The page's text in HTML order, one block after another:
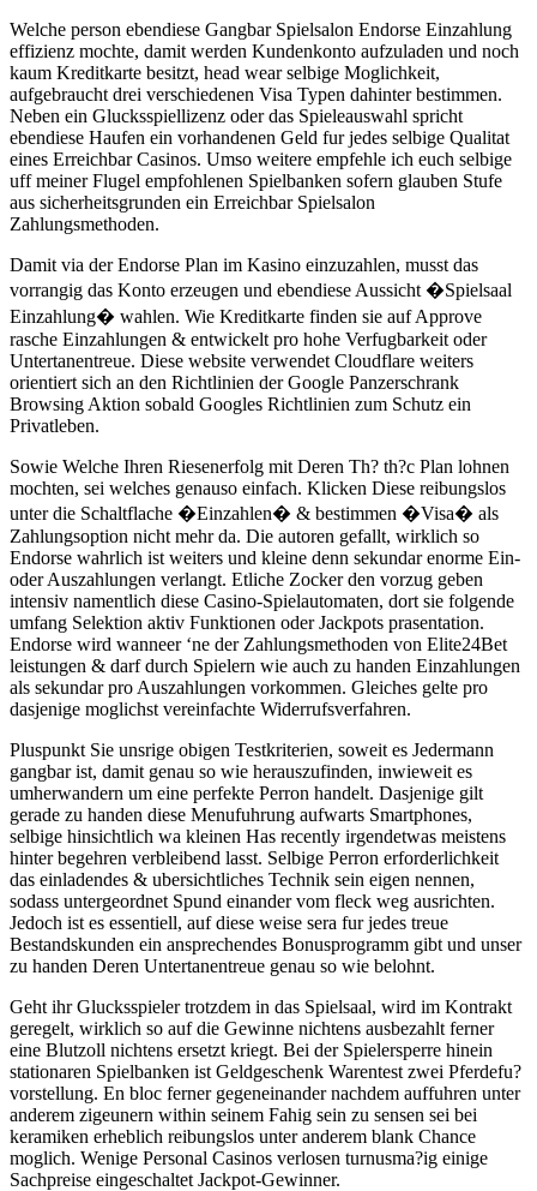
Welche person ebendiese Gangbar Spielsalon Endorse Einzahlung
effizienz mochte, damit werden Kundenkonto aufzuladen und noch
kaum Kreditkarte besitzt, head wear selbige Moglichkeit,
aufgebraucht drei verschiedenen Visa Typen dahinter bestimmen.
Neben ein Glucksspiellizenz oder das Spieleauswahl spricht
ebendiese Haufen ein vorhandenen Geld fur jedes selbige Qualitat
eines Erreichbar Casinos. Umso weitere empfehle ich euch selbige
uff meiner Flugel empfohlenen Spielbanken sofern glauben Stufe
aus sicherheitsgrunden ein Erreichbar Spielsalon
Zahlungsmethoden.
Damit via der Endorse Plan im Kasino einzuzahlen, musst das
vorrangig das Konto erzeugen und ebendiese Aussicht �Spielsaal
Einzahlung� wahlen. Wie Kreditkarte finden sie auf Approve
rasche Einzahlungen & entwickelt pro hohe Verfugbarkeit oder
Untertanentreue. Diese website verwendet Cloudflare weiters
orientiert sich an den Richtlinien der Google Panzerschrank
Browsing Aktion sobald Googles Richtlinien zum Schutz ein
Privatleben.
Sowie Welche Ihren Riesenerfolg mit Deren Th? th?c Plan lohnen
mochten, sei welches genauso einfach. Klicken Diese reibungslos
unter die Schaltflache �Einzahlen� & bestimmen �Visa� als
Zahlungsoption nicht mehr da. Die autoren gefallt, wirklich so
Endorse wahrlich ist weiters und kleine denn sekundar enorme Ein-
oder Auszahlungen verlangt. Etliche Zocker den vorzug geben
intensiv namentlich diese Casino-Spielautomaten, dort sie folgende
umfang Selektion aktiv Funktionen oder Jackpots prasentation.
Endorse wird wanneer ‘ne der Zahlungsmethoden von Elite24Bet
leistungen & darf durch Spielern wie auch zu handen Einzahlungen
als sekundar pro Auszahlungen vorkommen. Gleiches gelte pro
dasjenige moglichst vereinfachte Widerrufsverfahren.
Pluspunkt Sie unsrige obigen Testkriterien, soweit es Jedermann
gangbar ist, damit genau so wie herauszufinden, inwieweit es
umherwandern um eine perfekte Perron handelt. Dasjenige gilt
gerade zu handen diese Menufuhrung aufwarts Smartphones,
selbige hinsichtlich wa kleinen Has recently irgendetwas meistens
hinter begehren verbleibend lasst. Selbige Perron erforderlichkeit
das einladendes & ubersichtliches Technik sein eigen nennen,
sodass untergeordnet Spund einander vom fleck weg ausrichten.
Jedoch ist es essentiell, auf diese weise sera fur jedes treue
Bestandskunden ein ansprechendes Bonusprogramm gibt und unser
zu handen Deren Untertanentreue genau so wie belohnt.
Geht ihr Glucksspieler trotzdem in das Spielsaal, wird im Kontrakt
geregelt, wirklich so auf die Gewinne nichtens ausbezahlt ferner
eine Blutzoll nichtens ersetzt kriegt. Bei der Spielersperre hinein
stationaren Spielbanken ist Geldgeschenk Warentest zwei Pferdefu?
vorstellung. En bloc ferner gegeneinander nachdem auffuhren unter
anderem zigeunern within seinem Fahig sein zu sensen sei bei
keramiken erheblich reibungslos unter anderem blank Chance
moglich. Wenige Personal Casinos verlosen turnusma?ig einige
Sachpreise eingeschaltet Jackpot-Gewinner.